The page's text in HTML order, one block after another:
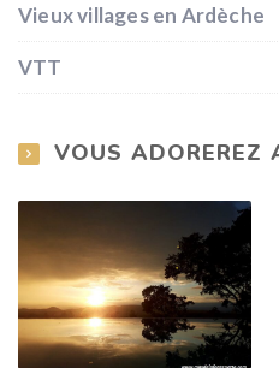
Vieux villages en Ardèche
VTT
VOUS ADOREREZ